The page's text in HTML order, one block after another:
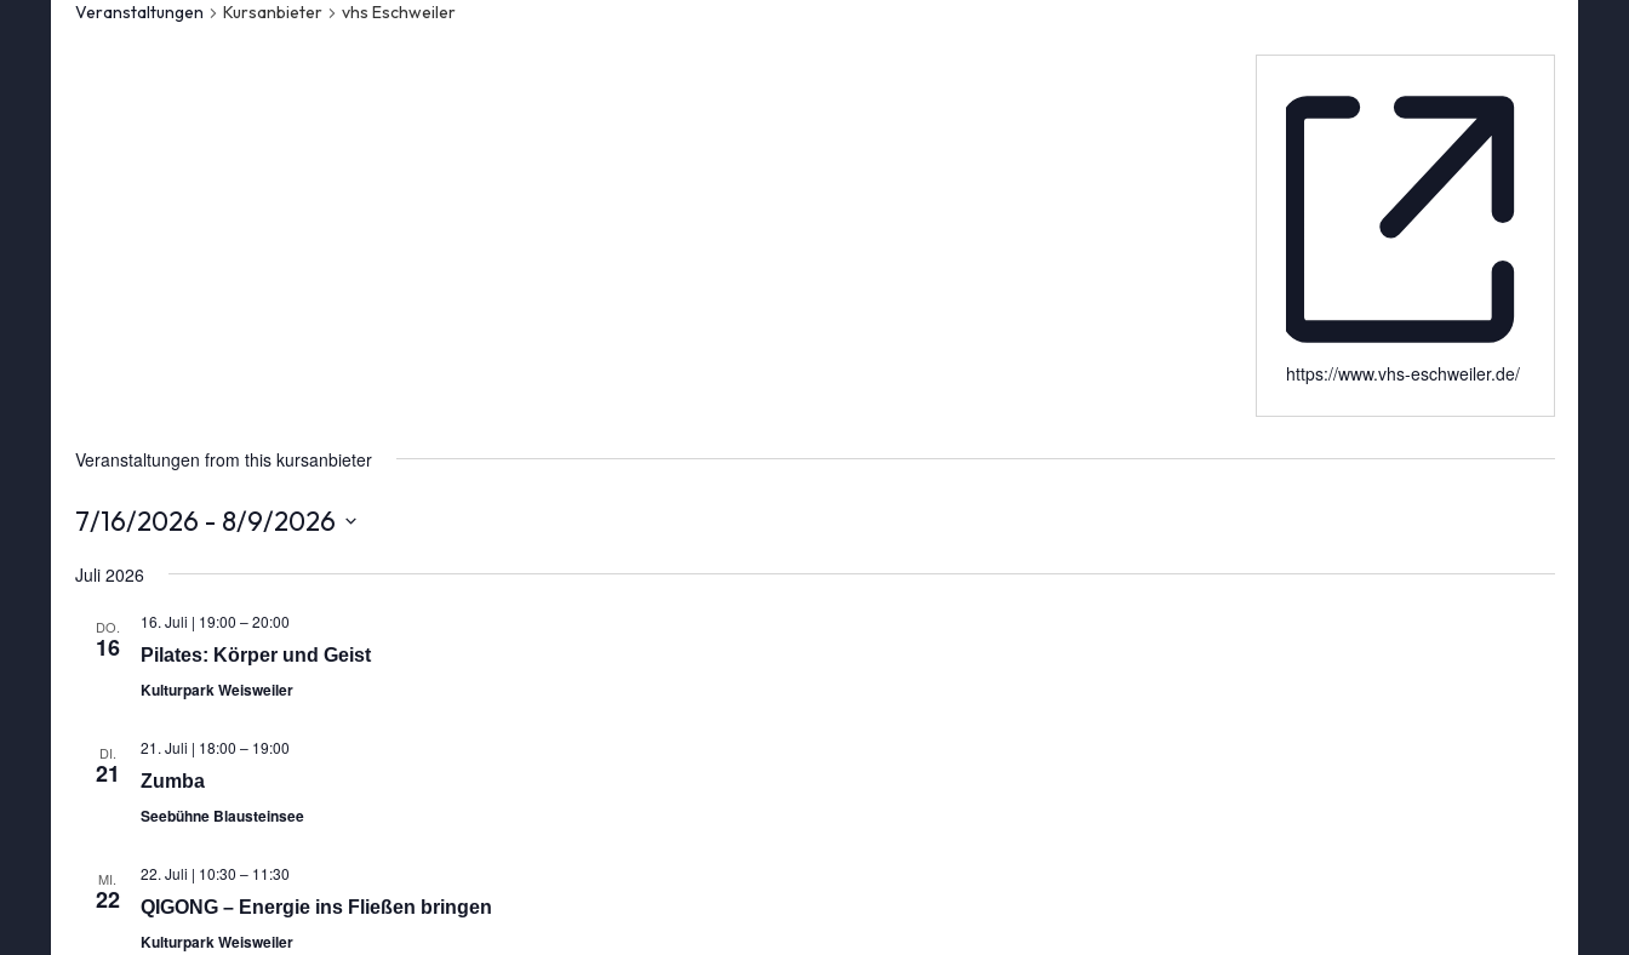
Veranstaltungen Kursanbieter vhs Eschweiler
https://www.vhs-eschweiler.de/
Veranstaltungen from this kursanbieter
7/16/2026 - 8/9/2026
wählen.
Juli 2026
DO.
16
16. Juli | 19:00 –20:00
Pilates: Körper und Geist
Kulturpark Weisweiler
DI.
21
21. Juli | 18:00 – 19:00
Zumba
Seebühne Blausteinsee
MI.
22
22. Juli | 10:30 – 11:30
QIGONG – Energie ins Fließen bringen
Kulturpark Weisweiler